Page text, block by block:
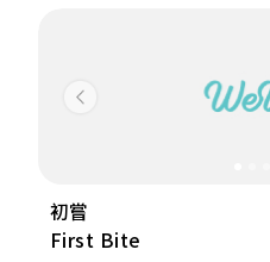
Previous
初嘗
First Bite